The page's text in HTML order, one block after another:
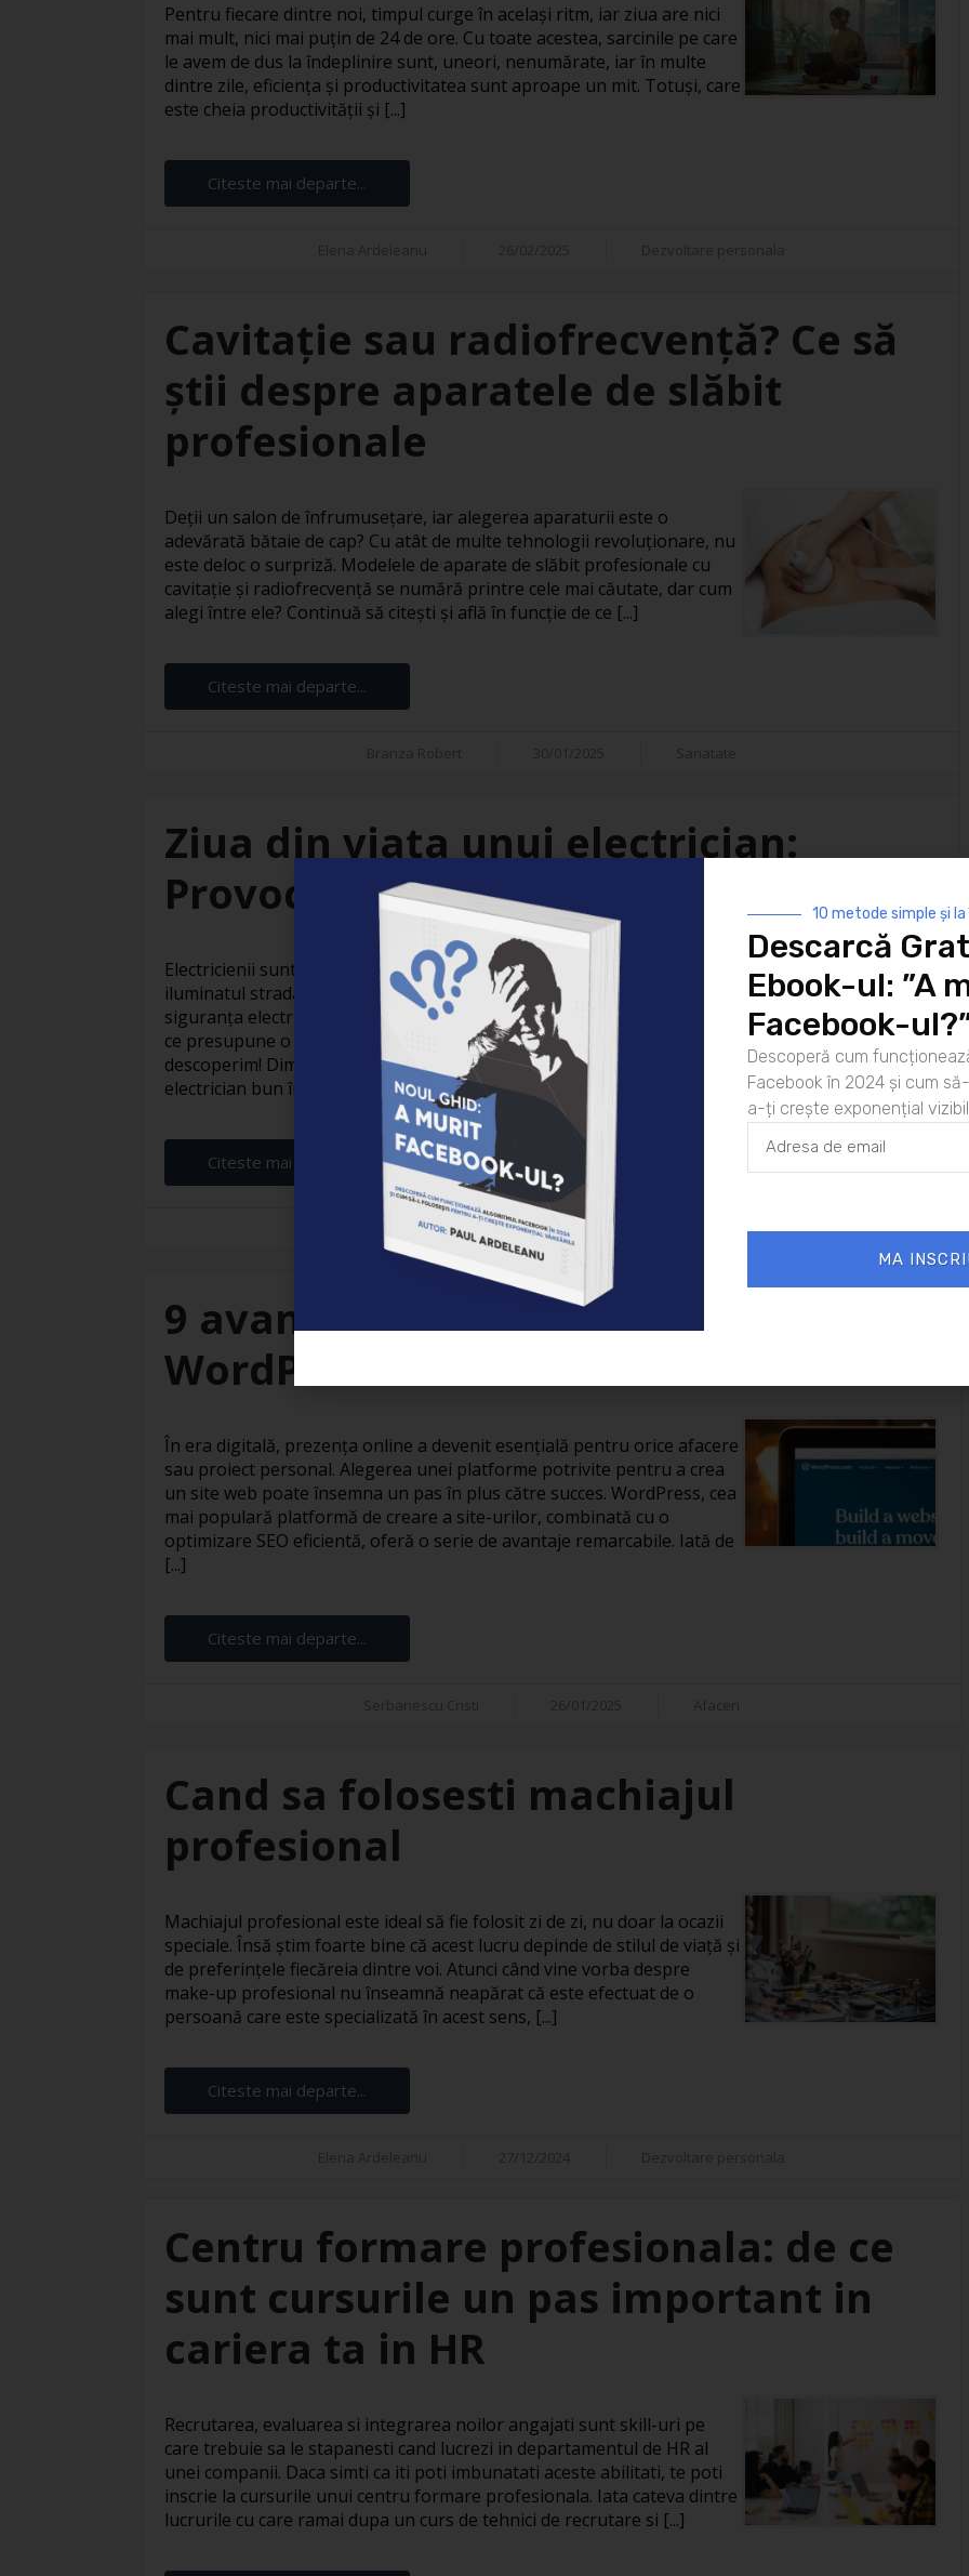
Pentru fiecare dintre noi, timpul curge în același ritm, iar ziua are nici
mai mult, nici mai puțin de 24 de ore. Cu toate acestea, sarcinile pe care
le avem de dus la îndeplinire sunt, uneori, nenumărate, iar în multe
dintre zile, eficiența și productivitatea sunt aproape un mit. Totuși, care
este cheia productivității și [...]
Citeste mai departe...
Cavitație sau radiofrecvență? Ce să
știi despre aparatele de slăbit
profesionale
Deții un salon de înfrumusețare, iar alegerea aparaturii este o
adevărată bătaie de cap? Cu atât de multe tehnologii revoluționare, nu
este deloc o surpriză. Modelele de aparate de slăbit profesionale cu
cavitație și radiofrecvență se numără printre cele mai căutate, dar cum
alegi între ele? Continuă să citești și află în funcție de ce [...]
Citeste mai departe...
Ziua din viața unui electrician:
Provocări și satisfacții
Electricienii sunt adevărați eroi invizibili ai vieții moderne. De la
iluminatul stradal care face orașele să strălucească noaptea până la
siguranța electrică din locuințe, activitatea lor este indispensabilă. Dar
ce presupune o zi obișnuită din viața unui electrician? Hai să
descoperim! Dimineața devreme: Pregătirea pentru zi Ziua unui
electrician bun începe devreme. Cu o ceașcă [...]
Citeste mai departe...
Elena Ardeleanu 26/01/2025
9 avantaje ale creării unui site în
WordPress
În era digitală, prezența online a devenit esențială pentru orice afacere
sau proiect personal. Alegerea unei platforme potrivite pentru a crea
un site web poate însemna un pas în plus către succes. WordPress, cea
mai populară platformă de creare a site-urilor, combinată cu o
optimizare SEO eficientă, oferă o serie de avantaje remarcabile. Iată de
[...]
Citeste mai departe...
Cand sa folosesti machiajul
profesional
Machiajul profesional este ideal să fie folosit zi de zi, nu doar la ocazii
speciale. Însă știm foarte bine că acest lucru depinde de stilul de viață și
de preferințele fiecăreia dintre voi. Atunci când vine vorba despre
make-up profesional nu înseamnă neapărat că este efectuat de o
persoană care este specializată în acest sens, [...]
Citeste mai departe...
Centru formare profesionala: de ce
sunt cursurile un pas important in
cariera ta in HR
Recrutarea, evaluarea si integrarea noilor angajati sunt skill-uri pe
care trebuie sa le stapanesti cand lucrezi in departamentul de HR al
unei companii. Daca simti ca iti poti imbunatati aceste abilitati, te poti
inscrie la cursurile unui centru formare profesionala. Iata cateva dintre
lucrurile cu care ramai dupa un curs de tehnici de recrutare si [...]
10 metode simple și
Descarcă
Ebook-ul: ”A
Facebook-
Descoperă cum
Facebook în 2024 și cum
a-ți crește exponențial
MA